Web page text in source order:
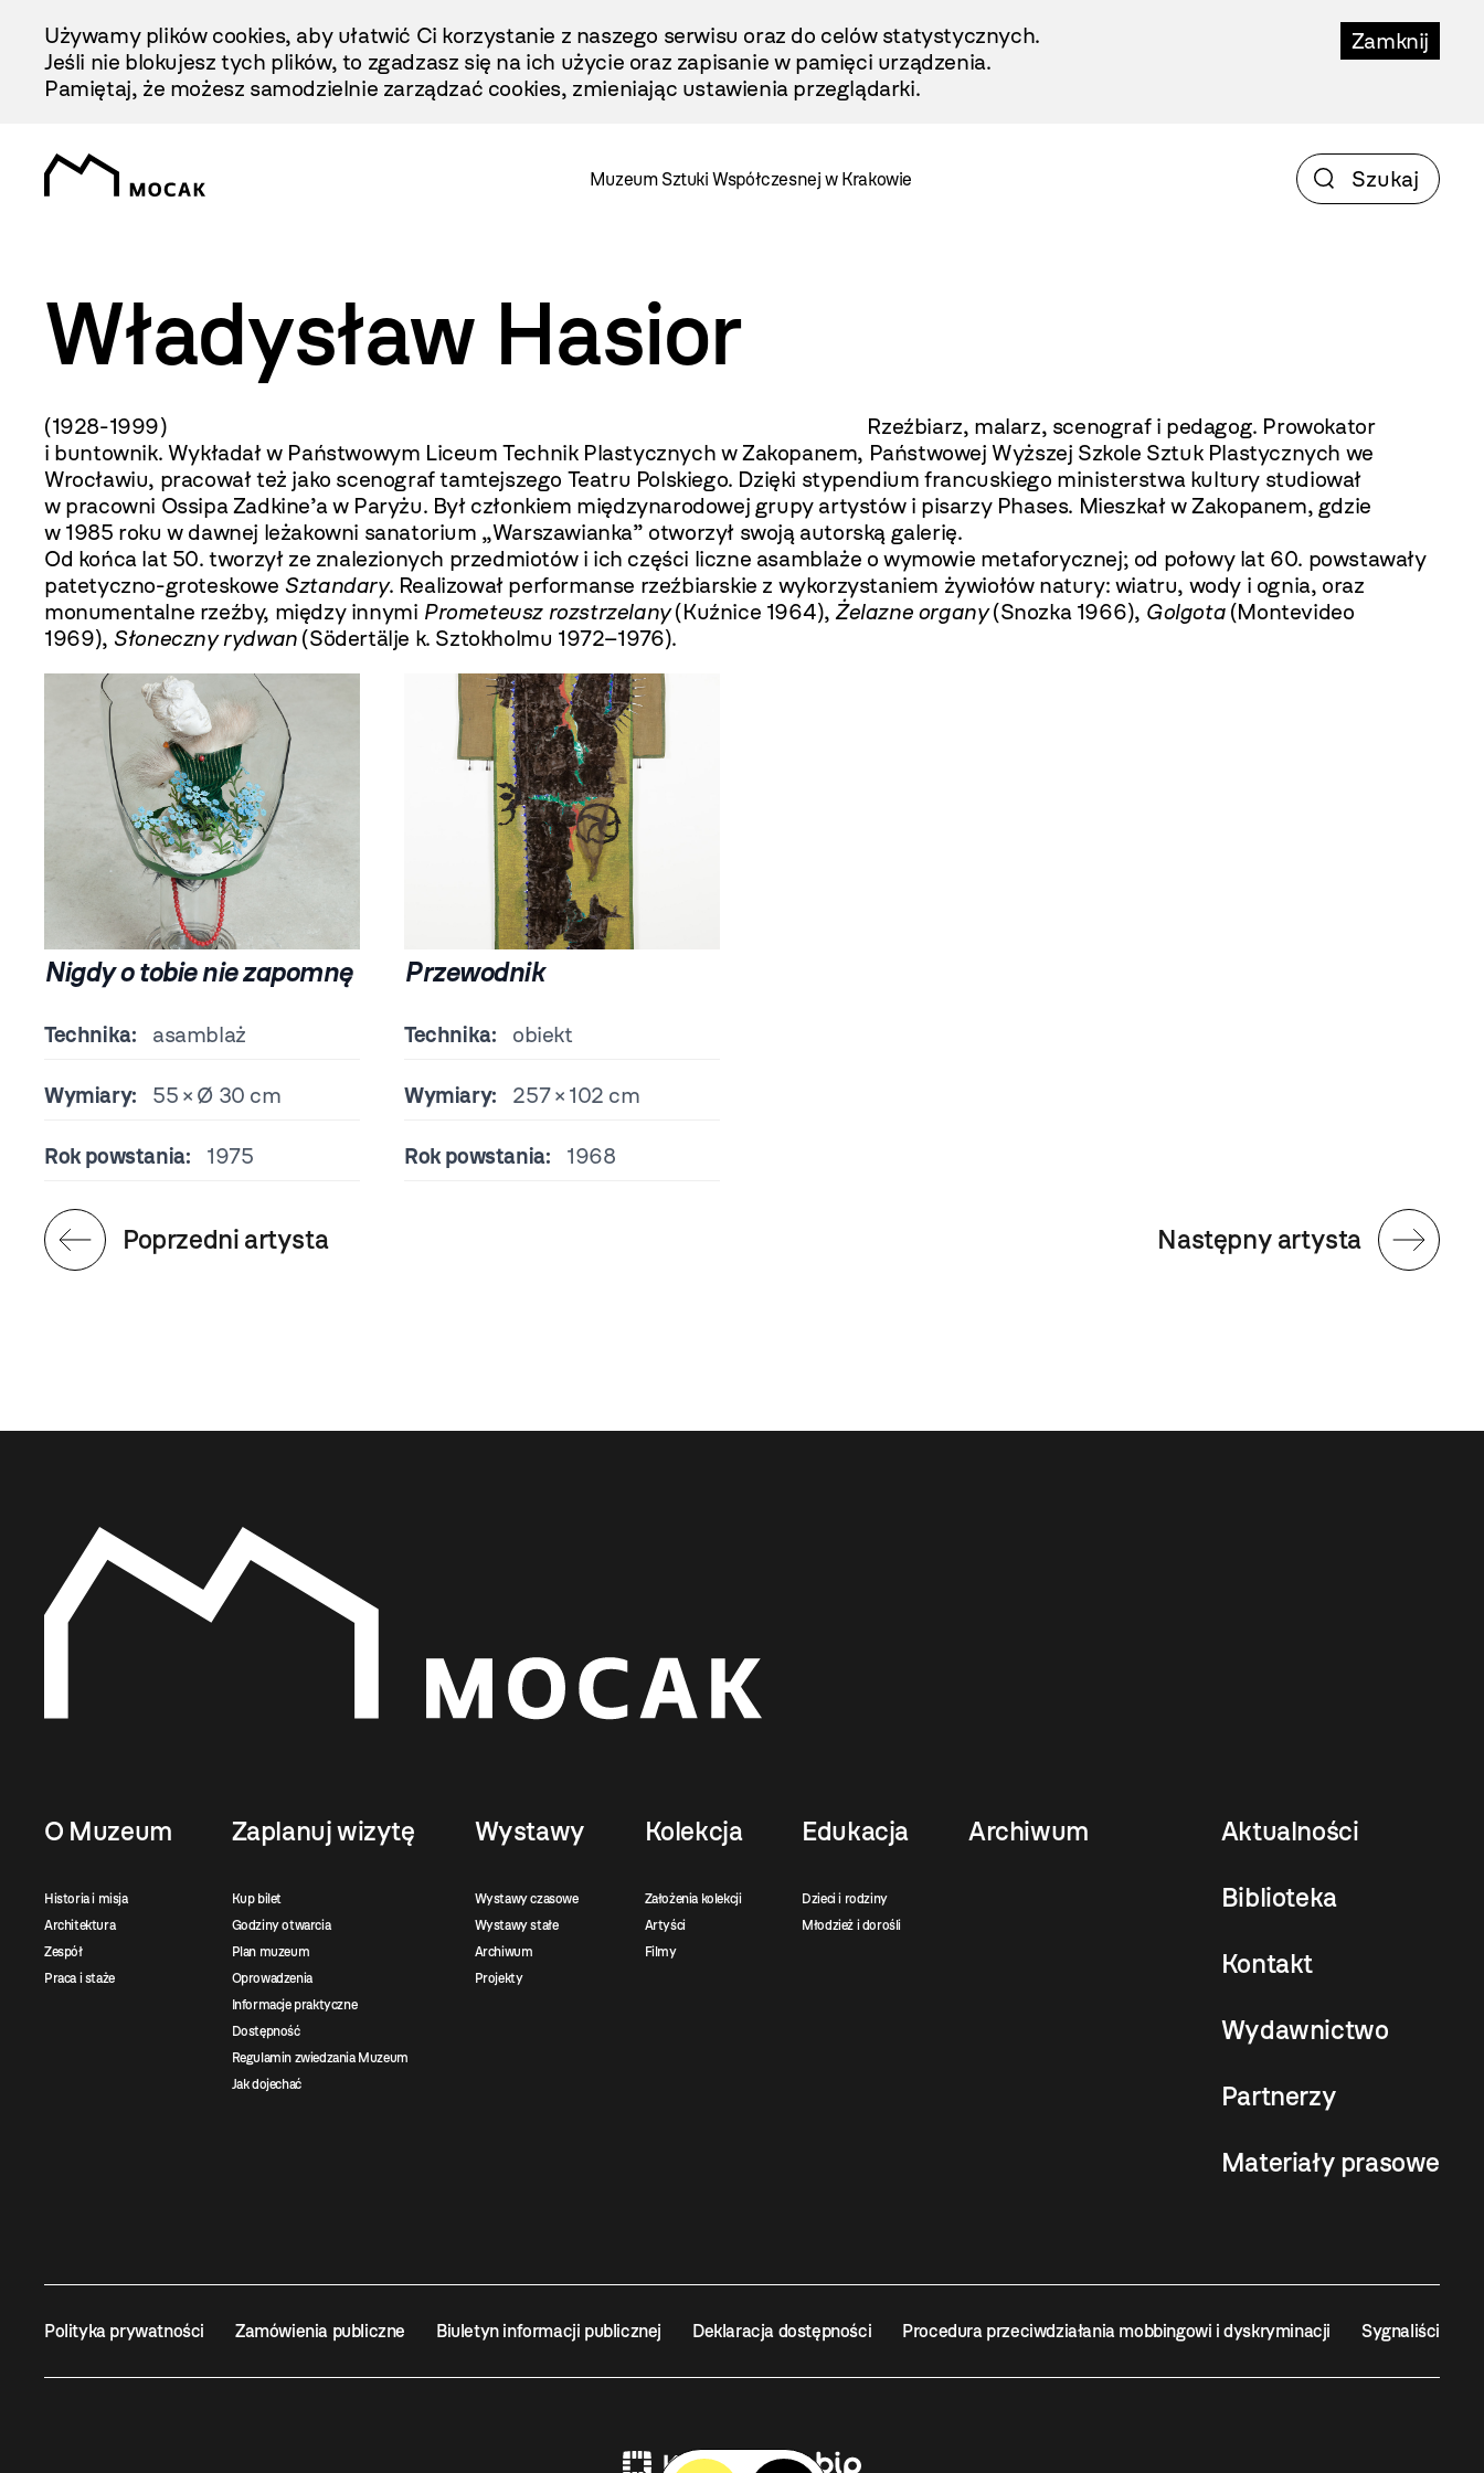
Treści
Zamknij
Używamy plików cookies, aby ułatwić Ci korzystanie z naszego serwisu oraz do celów statystycznych.
Jeśli nie blokujesz tych plików, to zgadzasz się na ich użycie oraz zapisanie w pamięci urządzenia.
Pamiętaj, że możesz samodzielnie zarządzać cookies, zmieniając ustawienia przeglądarki.
Muzeum Sztuki Współczesnej w Krakowie
Władysław Hasior
(1928-1999) Rzeźbiarz, malarz, scenograf i pedagog. Prowokator
i buntownik. Wykładał w Państwowym Liceum Technik Plastycznych w Zakopanem, Państwowej Wyższej Szkole Sztuk Plastycznych we
Wrocławiu, pracował też jako scenograf tamtejszego Teatru Polskiego. Dzięki stypendium francuskiego ministerstwa kultury studiował
w pracowni Ossipa Zadkine’a w Paryżu. Był członkiem międzynarodowej grupy artystów i pisarzy Phases. Mieszkał w Zakopanem, gdzie
w 1985 roku w dawnej leżakowni sanatorium „Warszawianka” otworzył swoją autorską galerię.
Od końca lat 50. tworzył ze znalezionych przedmiotów i ich części liczne asamblaże o wymowie metaforycznej; od połowy lat 60. powstawały
patetyczno-groteskowe Sztandary. Realizował performanse rzeźbiarskie z wykorzystaniem żywiołów natury: wiatru, wody i ognia, oraz
monumentalne rzeźby, między innymi Prometeusz rozstrzelany(Kuźnice 1964),Żelazne organy(Snozka 1966), Golgota(Montevideo
1969), Słoneczny rydwan(Södertälje k. Sztokholmu 1972–1976).
Nigdy o tobie nie zapomnę
Technika: asamblaż
Wymiary: 55 × Ø 30 cm
Rok powstania: 1975
Przewodnik
Technika: obiekt
Wymiary: 257 × 102 cm
Rok powstania: 1968
Następny artysta
Poprzedni artysta
O Muzeum
Historia i misja
Architektura
Zespół
Praca i staże
Zaplanuj wizytę
Kup bilet
Godziny otwarcia
Plan muzeum
Oprowadzenia
Informacje praktyczne
Dostępność
Regulamin zwiedzania Muzeum
Jak dojechać
Wystawy
Wystawy czasowe
Wystawy stałe
Archiwum
Projekty
Kolekcja
Założenia kolekcji
Artyści
Filmy
Edukacja
Dzieci i rodziny
Młodzież i dorośli
Archiwum Aktualności
Biblioteka
Kontakt
Wydawnictwo
Partnerzy
Materiały prasowe
Polityka prywatności Zamówienia publiczne Biuletyn informacji publicznej Deklaracja dostępności Procedura przeciwdziałania mobbingowi i dyskryminacji Sygnaliści